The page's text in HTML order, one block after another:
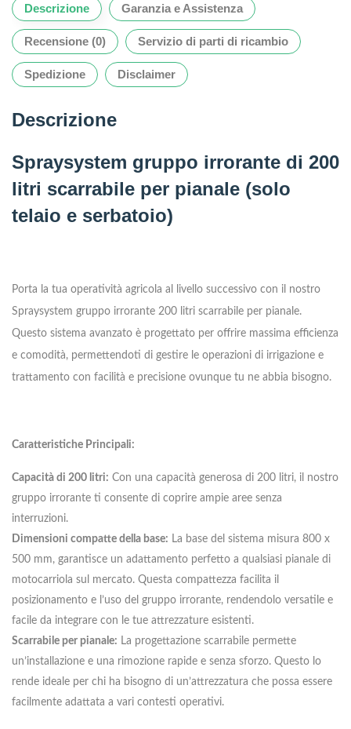
Descrizione Garanzia e Assistenza
Recensione (0) Servizio di parti di ricambio
Spedizione Disclaimer
Descrizione
Spraysystem gruppo irrorante di 200
litri scarrabile per pianale (solo
telaio e serbatoio)
Porta la tua operatività agricola al livello successivo con il nostro
Spraysystem gruppo irrorante 200 litri scarrabile per pianale.
Questo sistema avanzato è progettato per offrire massima efficienza
e comodità, permettendoti di gestire le operazioni di irrigazione e
trattamento con facilità e precisione ovunque tu ne abbia bisogno.
Caratteristiche Principali:
Capacità di 200 litri: Con una capacità generosa di 200 litri, il nostro
gruppo irrorante ti consente di coprire ampie aree senza
interruzioni.
Dimensioni compatte della base: La base del sistema misura 800 x
500 mm, garantisce un adattamento perfetto a qualsiasi pianale di
motocarriola sul mercato. Questa compattezza facilita il
posizionamento e l’uso del gruppo irrorante, rendendolo versatile e
facile da integrare con le tue attrezzature esistenti.
Scarrabile per pianale: La progettazione scarrabile permette
un’installazione e una rimozione rapide e senza sforzo. Questo lo
rende ideale per chi ha bisogno di un’attrezzatura che possa essere
facilmente adattata a vari contesti operativi.